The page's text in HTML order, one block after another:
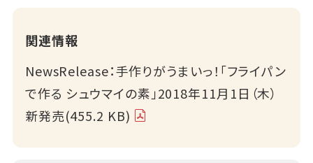
関連情報
NewsRelease：手作りがうまいっ！「フライパン
で作る シュウマイの素」2018年11月1日（木）
新発売(455.2 KB)